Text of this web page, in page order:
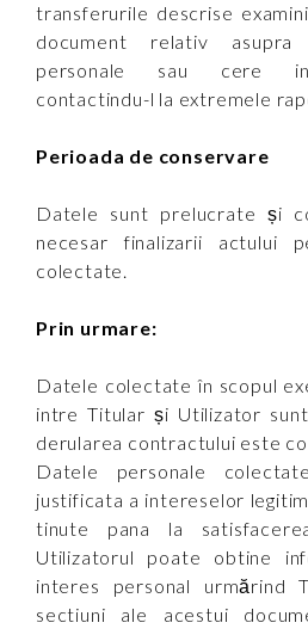
transferurile descrise
document relativ
personale sau cere
contactindu-l la extremele
Perioada de conservare
Datele sunt prelucrate și
necesar finalizarii actului
colectate.
Prin urmare:
Datele colectate în scopul
intre Titular și Utilizator
derularea contractului este
Datele personale
justificata a intereselor
tinute pana la
Utilizatorul poate obtine
interes personal urmărind
sectiuni ale acestui